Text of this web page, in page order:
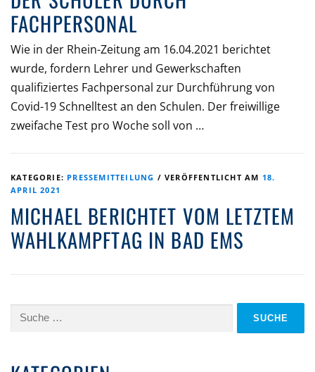
FACHPERSONAL
Wie in der Rhein-Zeitung am 16.04.2021 berichtet
wurde, fordern Lehrer und Gewerkschaften
qualifiziertes Fachpersonal zur Durchführung von
Covid-19 Schnelltest an den Schulen. Der freiwillige
zweifache Test pro Woche soll von …
KATEGORIE: PRESSEMITTEILUNG /VERÖFFENTLICHT AM 18.
APRIL 2021
MICHAEL BERICHTET VOM LETZTEM
WAHLKAMPFTAG IN BAD EMS
Suche